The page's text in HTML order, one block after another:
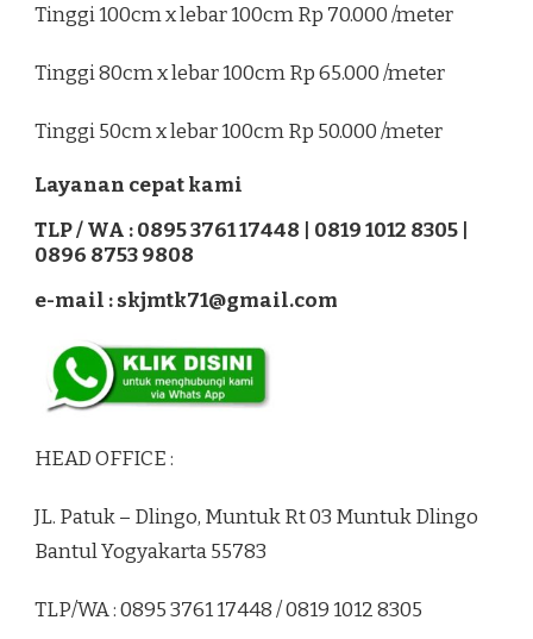
Tinggi 100cm x lebar 100cm Rp 70.000 /meter
Tinggi 80cm x lebar 100cm Rp 65.000 /meter
Tinggi 50cm x lebar 100cm Rp 50.000 /meter
Layanan cepat kami
TLP / WA : 0895 3761 17448 | 0819 1012 8305 |
0896 8753 9808
e-mail : skjmtk71@gmail.com
HEAD OFFICE :
JL. Patuk – Dlingo, Muntuk Rt 03 Muntuk Dlingo
Bantul Yogyakarta 55783
TLP/WA : 0895 3761 17448 / 0819 1012 8305